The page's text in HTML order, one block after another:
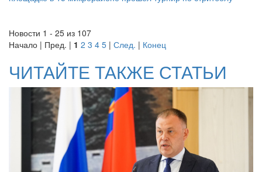
Новости 1 - 25 из 107
Начало | Пред. | 1 2 3 4 5 | След. | Конец
ЧИТАЙТЕ ТАКЖЕ СТАТЬИ